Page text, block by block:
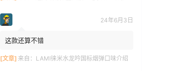
24年6月3日
这款还算不错
[文章] 来自： LAMI徕米水龙吟国标烟弹口味介绍